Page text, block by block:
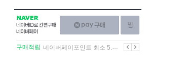
NAVER
네이버
ID로
간편구매
네이버페이
구매하기
이전
구매적립 네이버페이포인트 최소 5.5% 적립 다음